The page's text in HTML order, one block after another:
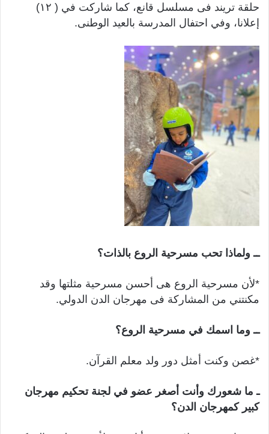
حلقة تريند فى مسلسل قانع، كما شاركت في ( ١٢)
إعلانا، وفي احتفال المدرسة بالعيد الوطنى.
ــ ولماذا تحب مسرحية الروع بالذات؟
*لأن مسرحية الروع هى أحسن مسرحية مثلتها وقد
مكنتني من المشاركة فى مهرجان الدن الدولي.
ــ وما اسمك في مسرحية الروع؟
*غصن وكنت أمثل دور ولد معلم القرآن.
ـ ما شعورك وأنت أصغر عضو في لجنة تحكيم مهرجان
كبير كمهرجان الدن؟